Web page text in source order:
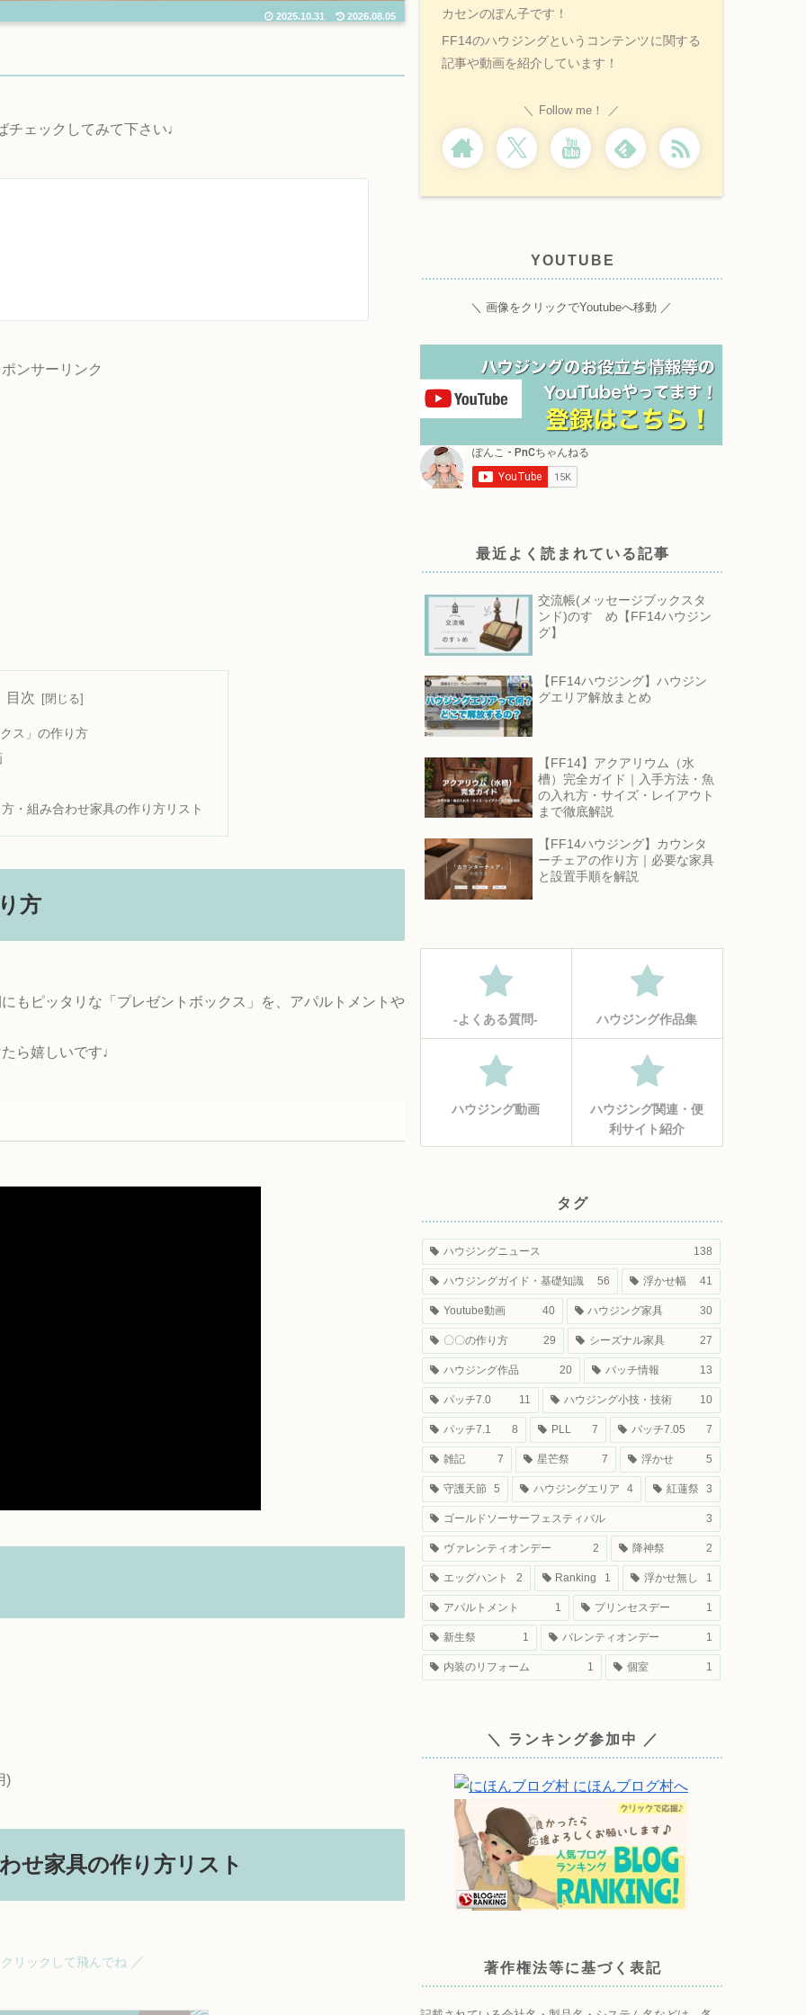
2025.10.31 2026.08.05
チェックしてみて下さい♩
ンサーリンク
目次
ス」の作り方
・組み合わせ家具の作り方リスト
方
もピッタリな「プレゼントボックス」を、アパルトメントや
ら嬉しいです♩
)
せ家具の作り方リスト
リックして飛んでね ／
カセンのぽん子です！
FF14のハウジングというコンテンツに関する
記事や動画を紹介しています！
Follow me！
YOUTUBE
＼ 画像をクリックでYoutubeへ移動 ／
最近よく読まれている記事
交流帳(メッセージブックスタ
ンド)のすゝめ【FF14ハウジン
グ】
【FF14ハウジング】ハウジン
グエリア解放まとめ
【FF14】アクアリウム（水
槽）完全ガイド｜入手方法・魚
の入れ方・サイズ・レイアウト
まで徹底解説
【FF14ハウジング】カウンタ
ーチェアの作り方｜必要な家具
と設置手順を解説
‐よくある質問‐ ハウジング作品集
ハウジング動画
ハウジング関連・便
利サイト紹介
タグ
ハウジングニュース 138
ハウジングガイド・基礎知識 56 浮かせ幅 41
Youtube動画 40 ハウジング家具 30
〇〇の作り方 29 シーズナル家具 27
ハウジング作品 20 パッチ情報 13
パッチ7.0 11 ハウジング小技・技術 10
パッチ7.1 8 PLL 7 パッチ7.05 7
雑記 7 星芒祭 7 浮かせ 5
守護天節 5 ハウジングエリア 4 紅蓮祭 3
ゴールドソーサーフェスティバル 3
ヴァレンティオンデー 2 降神祭 2
エッグハント 2 Ranking 1 浮かせ無し 1
アパルトメント 1 プリンセスデー 1
新生祭 1 バレンティオンデー 1
内装のリフォーム 1 個室 1
＼ ランキング参加中 ／
著作権法等に基づく表記